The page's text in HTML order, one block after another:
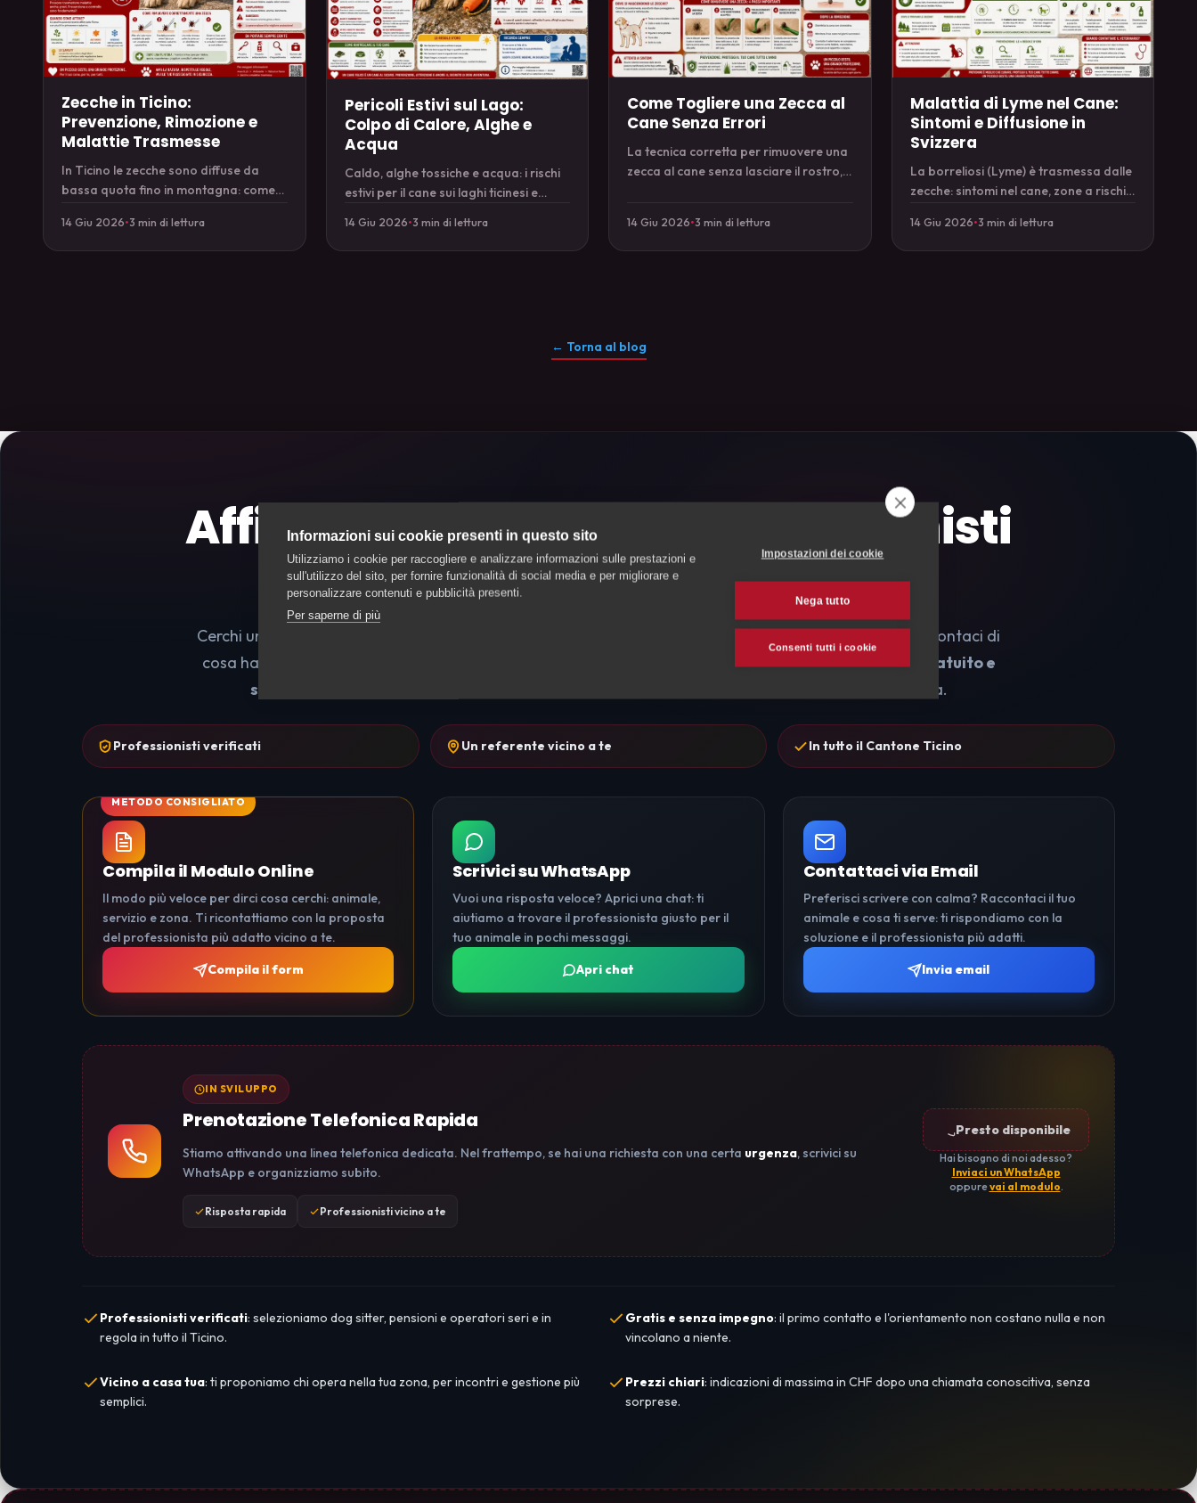
Zecche in Ticino:
Prevenzione, Rimozione e
Malattie Trasmesse
In Ticino le zecche sono diffuse da
bassa quota fino in montagna: come
riconoscere le malattie.
14 Giu 2026•3 min di lettura
Pericoli Estivi sul Lago:
Colpo di Calore, Alghe e
Acqua
Caldo, alghe tossiche e acqua: i rischi
estivi per il cane sui laghi ticinesi e
14 Giu 2026•3 min di lettura
Come Togliere una Zecca al
Cane Senza Errori
La tecnica corretta per rimuovere una
zecca al cane senza lasciare il rostro,
14 Giu 2026•3 min di lettura
Malattia di Lyme nel Cane:
Sintomi e Diffusione in
Svizzera
La borreliosi (Lyme) è trasmessa dalle
zecche: sintomi nel cane, zone a rischio
14 Giu 2026•3 min di lettura
← Torna al blog
Affida il tuo animale a professionisti
verificati inTicino
Cerchi un dog sitter, una pensione, un educatore o un toelettatore di fiducia nelCantone Ticino? Raccontaci di
cosa hai bisogno: ti mettiamo in contatto con professionisti verificati vicino a te. Il primo contatto è
gratuito e
senza impegno
; le indicazioni di prezzo sono di massima in CHF dopo una chiamata conoscitiva.
Professionisti verificati Un referente vicino a te In tutto il Cantone Ticino
Compila il Modulo Online
Il modo più veloce per dirci cosa cerchi: animale,
servizio e zona. Ti ricontattiamo con la proposta
del professionista più adatto vicino a te.
Compila il form
Scrivici su WhatsApp
Vuoi una risposta veloce? Aprici una chat: ti
aiutiamo a trovare il professionista giusto per il
tuo animale in pochi messaggi.
Apri chat
Contattaci via Email
Preferisci scrivere con calma? Raccontaci il tuo
animale e cosa ti serve: ti rispondiamo con la
soluzione e il professionista più adatti.
Invia email
IN SVILUPPO
Prenotazione Telefonica Rapida
Stiamo attivando una linea telefonica dedicata. Nel frattempo, se hai una richiesta con una certa urgenza, scrivici su
WhatsApp e organizziamo subito.
Risposta rapida Professionisti vicino a te
Presto disponibile
Hai bisogno di noi adesso?
Inviaci un WhatsApp
oppurevai al modulo.
Professionisti verificati: selezioniamo dog sitter, pensioni e operatori seri e in
regola in tutto il Ticino.
Vicino a casa tua: ti proponiamo chi opera nella tua zona, per incontri e gestione più
semplici.
Gratis e senza impegno: il primo contatto e l'orientamento non costano nulla e non
vincolano a niente.
Prezzi chiari: indicazioni di massima in CHF dopo una chiamata conoscitiva, senza
sorprese.
Informazioni sui cookie presenti in questo sito
Utilizziamo i cookie per raccogliere e analizzare informazioni sulle prestazioni e
sull'utilizzo del sito, per fornire funzionalità di social media e per migliorare e
personalizzare contenuti e pubblicità presenti.
Per saperne di più
Impostazioni dei cookie
Nega tutto
Consenti tutti i cookie